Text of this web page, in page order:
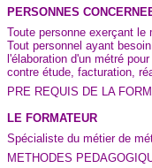
PERSONNES
Toute personne exerçant le
Tout personnel ayant
l'élaboration d'un métré
contre étude, facturation,
PRE REQUIS DE LA
LE FORMATEUR
Spécialiste du métier de
METHODES